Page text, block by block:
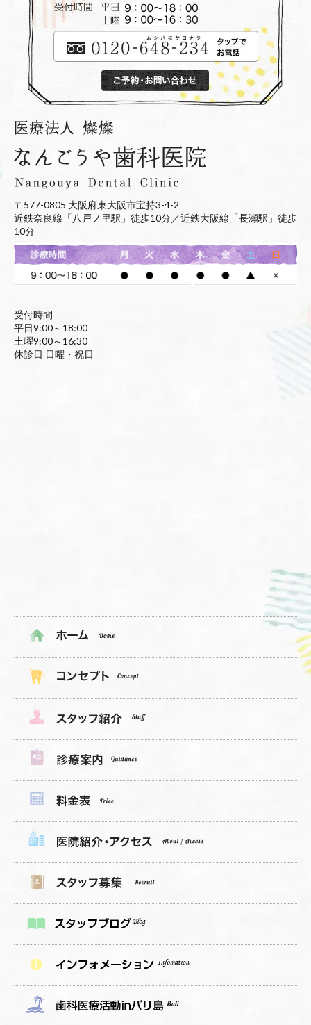
〒577-0805 大阪府東大阪市宝持3-4-2
近鉄奈良線「八戸ノ里駅」徒歩10分／近鉄大阪線「長瀬駅」徒歩
10分
受付時間
平日9:00～18:00
土曜9:00～16:30
休診日 日曜・祝日